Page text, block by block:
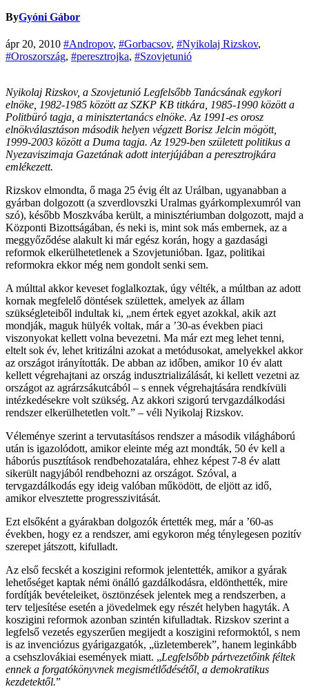
ByGyóni Gábor
ápr 20, 2010 #Andropov, #Gorbacsov, #Nyikolaj Rizskov,
#Oroszország, #peresztrojka, #Szovjetunió
Nyikolaj Rizskov, a Szovjetunió Legfelsőbb Tanácsának egykori
elnöke, 1982-1985 között az SZKP KB titkára, 1985-1990 között a
Politbüró tagja, a minisztertanács elnöke. Az 1991-es orosz
elnökválasztáson második helyen végzett Borisz Jelcin mögött,
1999-2003 között a Duma tagja. Az 1929-ben született politikus a
Nyezaviszimaja Gazetának adott interjújában a peresztrojkára
emlékezett.
Rizskov elmondta, ő maga 25 évig élt az Urálban, ugyanabban a
gyárban dolgozott (a szverdlovszki Uralmas gyárkomplexumról van
szó), később Moszkvába került, a minisztériumban dolgozott, majd a
Központi Bizottságában, és neki is, mint sok más embernek, az a
meggyőződése alakult ki már egész korán, hogy a gazdasági
reformok elkerülhetetlenek a Szovjetunióban. Igaz, politikai
reformokra ekkor még nem gondolt senki sem.
A múlttal akkor keveset foglalkoztak, úgy vélték, a múltban az adott
kornak megfelelő döntések születtek, amelyek az állam
szükségleteiből indultak ki, „nem értek egyet azokkal, akik azt
mondják, maguk hülyék voltak, már a ’30-as években piaci
viszonyokat kellett volna bevezetni. Ma már ezt meg lehet tenni,
eltelt sok év, lehet kritizálni azokat a metódusokat, amelyekkel akkor
az országot irányították. De abban az időben, amikor 10 év alatt
kellett végrehajtani az ország indusztrializálását, ki kellett vezetni az
országot az agrárzsákutcából – s ennek végrehajtására rendkívüli
intézkedésekre volt szükség. Az akkori szigorú tervgazdálkodási
rendszer elkerülhetetlen volt.” – véli Nyikolaj Rizskov.
Véleménye szerint a tervutasításos rendszer a második világháború
után is igazolódott, amikor eleinte még azt mondták, 50 év kell a
háborús pusztítások rendbehozatalára, ehhez képest 7-8 év alatt
sikerült nagyjából rendbehozni az országot. Szóval, a
tervgazdálkodás egy ideig valóban működött, de eljött az idő,
amikor elvesztette progresszivitását.
Ezt elsőként a gyárakban dolgozók értették meg, már a ’60-as
években, hogy ez a rendszer, ami egykoron még ténylegesen pozitív
szerepet játszott, kifulladt.
Az első fecskét a koszigini reformok jelentették, amikor a gyárak
lehetőséget kaptak némi önálló gazdálkodásra, eldönthették, mire
fordítják bevételeiket, ösztönzések jelentek meg a rendszerben, a
terv teljesítése esetén a jövedelmek egy részét helyben hagyták. A
koszigini reformok azonban szintén kifulladtak. Rizskov szerint a
legfelső vezetés egyszerűen megijedt a koszigini reformoktól, s nem
is az invenciózus gyárigazgatók, „üzletemberek”, hanem leginkább
a csehszlovákiai események miatt. „Legfelsőbb pártvezetőink féltek
ennek a forgatókönyvnek megismétlődésétől, a demokratikus
kezdetektől.”